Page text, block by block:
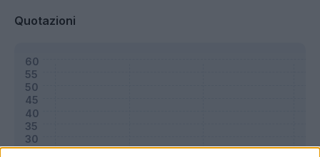
Quotazioni